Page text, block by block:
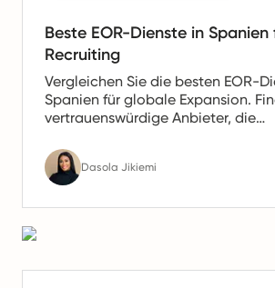
Beste EOR-Dienste in
Recruiting
Vergleichen Sie die besten EOR-
Spanien für globale Expansion.
vertrauenswürdige Anbieter, die
Unterstützung für spanische
Dasola Jikiemi